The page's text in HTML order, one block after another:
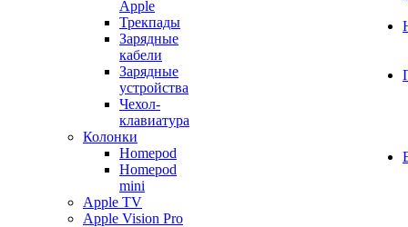
Apple
Трекпады
Зарядные
кабели
Зарядные
устройства
Чехол-
клавиатура
Колонки
Homepod
Homepod
mini
Apple TV
Apple Vision Pro